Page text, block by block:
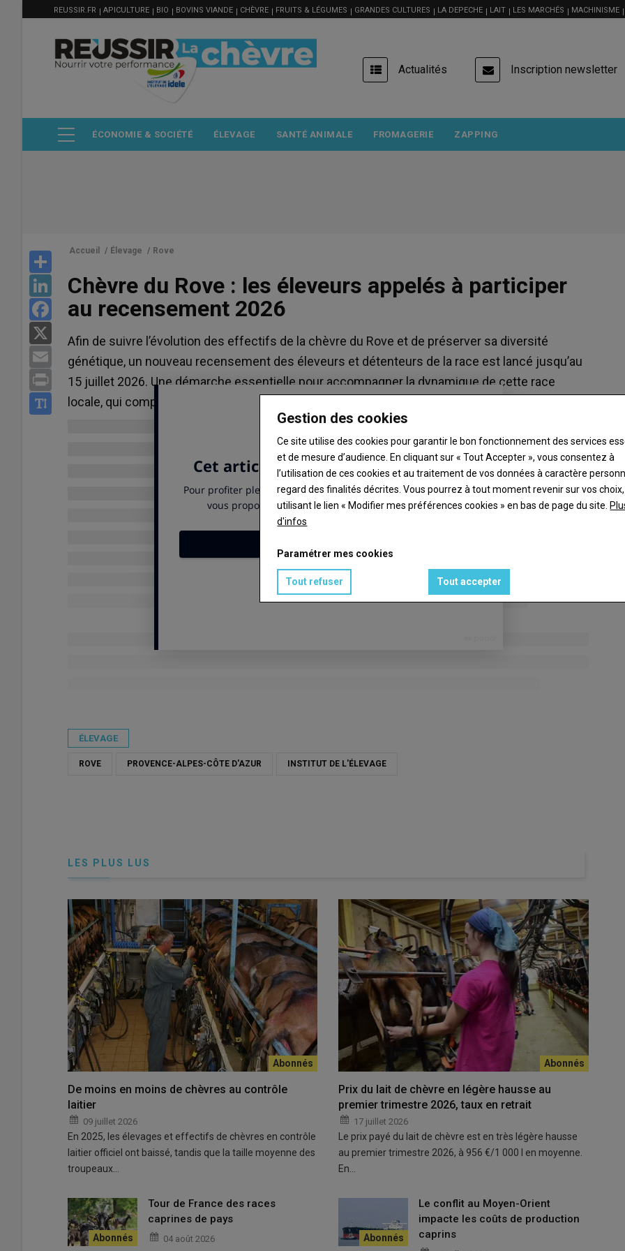
contenu
MENU
FILIÈRE
REUSSIR.FR APICULTURE BIO BOVINS VIANDE CHÈVRE FRUITS & LÉGUMES GRANDES CULTURES LA DEPECHE LAIT LES MARCHÉS MACHINISME
USER
ACCOUNT
MENU
Actualités Inscription newsletter
ÉCONOMIE & SOCIÉTÉ ÉLEVAGE SANTÉ ANIMALE FROMAGERIE ZAPPING
LinkedIn
Facebook
Email
Print
Accueil / Élevage / Rove
Chèvre du Rove : les éleveurs appelés à participer
au recensement 2026
Afin de suivre l’évolution des effectifs de la chèvre du Rove et de préserver sa diversité
génétique, un nouveau recensement des éleveurs et détenteurs de la race est lancé jusqu’au
15 juillet 2026. Une démarche essentielle pour accompagner la dynamique de cette race
locale, qui comptait près de 8 500 animaux en 2023.
Tous les détenteurs de chèvres du Rove sont invités à faire recenser leurs animaux.
© D. Hardy
Après avoir frôlé l’extinction au cours du XX e chèvre du Rove poursuit sa reconquête. Avec près de
animaux recensés en 2023
, cette race locale emblématique de Provence affiche une dynamique encourageante. Pour
accompagner cette préservation, un nouveau
Pilotée l’Institut de l’élevage et la Chambre d’agriculture des Bouches-du-Rhône, l’enquête est réalisée tous les trois
ans afin desuivre l’évolution des effectifs de la race
. Les informations collectées permettront également d’éditer un
annuaire partagé des éleveurs
, un outil précieux pour faciliter les échanges de reproducteurs et maintenir la diversité
ÉLEVAGE
ROVE PROVENCE-ALPES-CÔTE D'AZUR INSTITUT DE L'ÉLEVAGE
LES PLUS LUS
De moins en moins de chèvres au contrôle
laitier
09 juillet 2026
En 2025, les élevages et effectifs de chèvres en contrôle
laitier officiel ont baissé, tandis que la taille moyenne des
troupeaux…
Prix du lait de chèvre en légère hausse au
premier trimestre 2026, taux en retrait
17 juillet 2026
Le prix payé du lait de chèvre est en très légère hausse
au premier trimestre 2026, à 956 €/1 000 l en moyenne.
En…
Tour de France des races
caprines de pays
04 août 2026
Le conflit au Moyen-Orient
impacte les coûts de production
caprins
Gestion des cookies
Ce site utilise des cookies pour garantir le bon fonctionnement des services
et de mesure d’audience. En cliquant sur « Tout Accepter », vous consentez à
l’utilisation de ces cookies et au traitement de vos données à caractère
regard des finalités décrites. Vous pourrez à tout moment revenir sur vos
utilisant le lien « Modifier mes préférences cookies » en bas de page du site.
d'infos
Paramétrer mes cookies
Tout refuser Tout accepter